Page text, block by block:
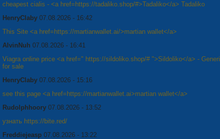
cheapest cialis - <a href=https://tadaliko.shop/#>Tadaliko</a> Tadaliko
HenryClaby 07.08.2026 - 16:42
This Site <a href=https://martianwallet.ai/>martian wallet</a>
AlvinNuh 07.08.2026 - 16:41
Viagra online price <a href=" https://sildoliko.shop/# ">Sildoliko</a> -
for sale
HenryClaby 07.08.2026 - 15:16
see this page <a href=https://martianwallet.ai>martian wallet</a>
Rudolphhoory 07.08.2026 - 13:52
узнать https://bite.red/
Freddiejeasp 07.08.2026 - 13:22